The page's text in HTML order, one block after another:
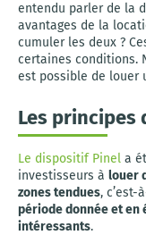
entendu parler de la
avantages de la
cumuler les deux ?
certaines conditions.
est possible de louer
Les principes
Le dispositif Pinel a
investisseurs à louer
zones tendues, c’est-
période donnée et en
intéressants.